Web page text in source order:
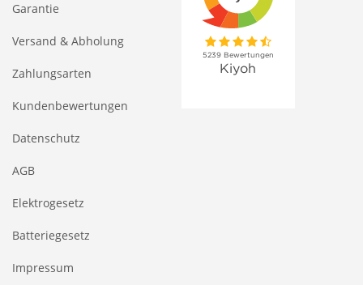
Garantie
Versand & Abholung
Zahlungsarten
Kundenbewertungen
Datenschutz
AGB
Elektrogesetz
Batteriegesetz
Impressum